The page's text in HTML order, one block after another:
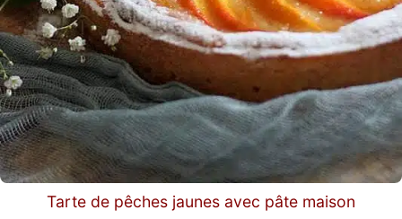
Tarte de pêches jaunes avec pâte maison